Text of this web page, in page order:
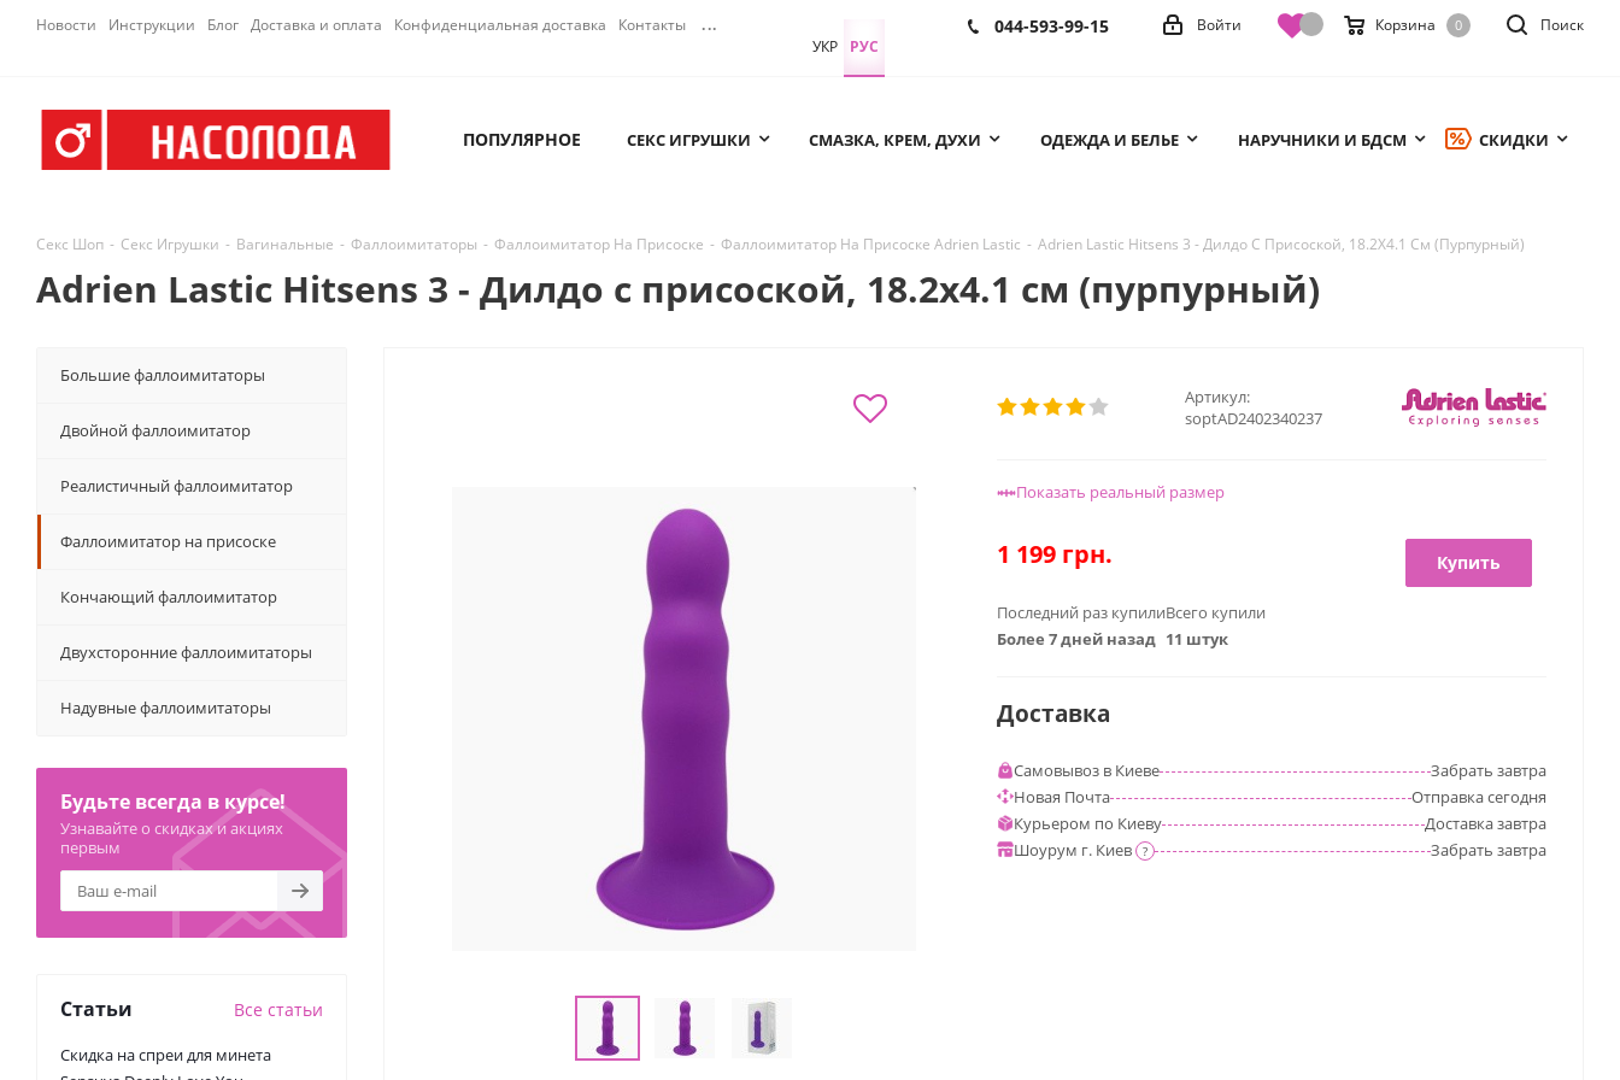
Новости Инструкции Блог Доставка и оплата Конфиденциальная доставка Контакты ... Поиск
Корзина 0
Войти
044-593-99-15
УКР РУС
ПОПУЛЯРНОЕ СЕКС ИГРУШКИ СМАЗКА, КРЕМ, ДУХИ ОДЕЖДА И БЕЛЬЕ НАРУЧНИКИ И БДСМ СКИДКИ
Секс Шоп - Секс Игрушки - Вагинальные - Фаллоимитаторы - Фаллоимитатор На Присоске - Фаллоимитатор На Присоске Adrien Lastic - Adrien Lastic Hitsens 3 - Дилдо С Присоской, 18.2Х4.1 См (Пурпурный)
Adrien Lastic Hitsens 3 - Дилдо с присоской, 18.2х4.1 см (пурпурный)
Артикул:
soptAD2402340237
Показать реальный размер
1 199 грн. Купить
Последний раз купили
Более 7 дней назад
Всего купили
11 штук
Доставка
Самовывоз в Киеве Забрать завтра
Новая Почта
Отправкасегодня
Курьером по Киеву
Доставказавтра
Шоурум г. Киев
? Забрать завтра
Большие фаллоимитаторы
Двойной фаллоимитатор
Реалистичный фаллоимитатор
Фаллоимитатор на присоске
Кончающий фаллоимитатор
Двухсторонние фаллоимитаторы
Надувные фаллоимитаторы
Будьте всегда в курсе!
Узнавайте о скидках и акциях
первым
Статьи Все статьи
Скидка на спреи для минета